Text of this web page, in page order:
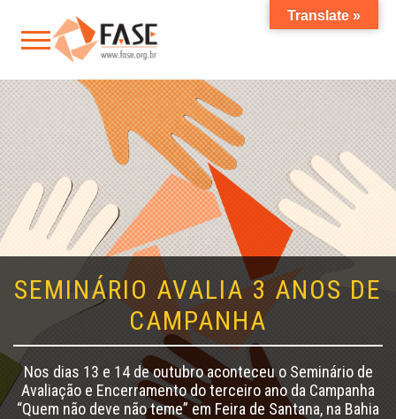
SEMINÁRIO AVALIA 3 ANOS DE
CAMPANHA
Nos dias 13 e 14 de outubro aconteceu o Seminário de
Avaliação e Encerramento do terceiro ano da Campanha
“Quem não deve não teme” em Feira de Santana, na Bahia
Translate »